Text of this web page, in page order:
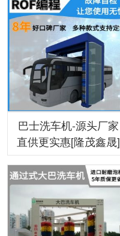
巴士洗车机-源头厂家
直供更实惠[隆茂鑫晟]